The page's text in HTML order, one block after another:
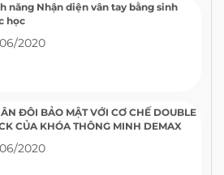
năng Nhận diện vân tay bằng sinh
học
2020
ĐÔI BẢO MẬT VỚI CƠ CHẾ DOUBLE
CỦA KHÓA THÔNG MINH DEMAX
2020